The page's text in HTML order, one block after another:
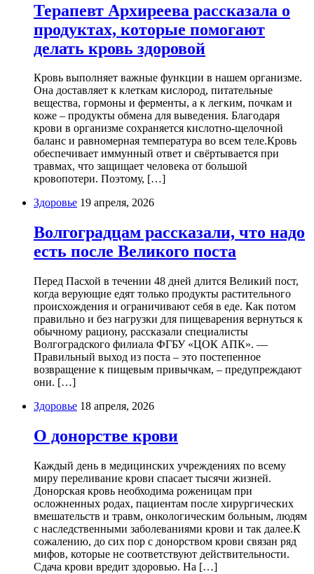
Терапевт Архиреева рассказала о
продуктах, которые помогают
делать кровь здоровой
Кровь выполняет важные функции в нашем организме.
Она доставляет к клеткам кислород, питательные
вещества, гормоны и ферменты, а к легким, почкам и
коже – продукты обмена для выведения. Благодаря
крови в организме сохраняется кислотно-щелочной
баланс и равномерная температура во всем теле.Кровь
обеспечивает иммунный ответ и свёртывается при
травмах, что защищает человека от большой
кровопотери. Поэтому, […]
Здоровье 19 апреля, 2026
Волгоградцам рассказали, что надо
есть после Великого поста
Перед Пасхой в течении 48 дней длится Великий пост,
когда верующие едят только продукты растительного
происхождения и ограничивают себя в еде. Как потом
правильно и без нагрузки для пищеварения вернуться к
обычному рациону, рассказали специалисты
Волгоградского филиала ФГБУ «ЦОК АПК». —
Правильный выход из поста – это постепенное
возвращение к пищевым привычкам, – предупреждают
они. […]
Здоровье 18 апреля, 2026
О донорстве крови
Каждый день в медицинских учреждениях по всему
миру переливание крови спасает тысячи жизней.
Донорская кровь необходима роженицам при
осложненных родах, пациентам после хирургических
вмешательств и травм, онкологическим больным, людям
с наследственными заболеваниями крови и так далее.К
сожалению, до сих пор с донорством крови связан ряд
мифов, которые не соответствуют действительности.
Сдача крови вредит здоровью. На […]